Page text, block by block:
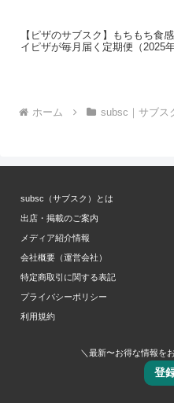
【ピザのサブスク】もちもち食
イピザが毎月届く定期便（2025年
ホーム subsc｜サブス
subsc（サブスク）とは
出店・掲載のご案内
メディア紹介情報
会社概要（運営会社）
特定商取引に関する表記
プライバシーポリシー
利用規約
＼最新〜お得な情報を
登